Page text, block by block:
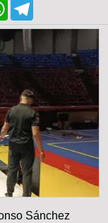
WhatsApp
Sánchez